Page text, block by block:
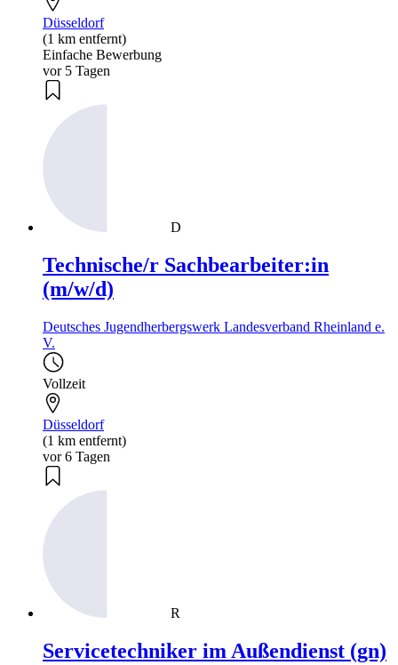
Düsseldorf
(1 km entfernt)
Einfache Bewerbung
vor 5 Tagen
D
Technische/r Sachbearbeiter:in
(m/w/d)
Deutsches Jugendherbergswerk Landesverband Rheinland e.
V.
Vollzeit
Düsseldorf
(1 km entfernt)
vor 6 Tagen
R
Servicetechniker im Außendienst (gn)